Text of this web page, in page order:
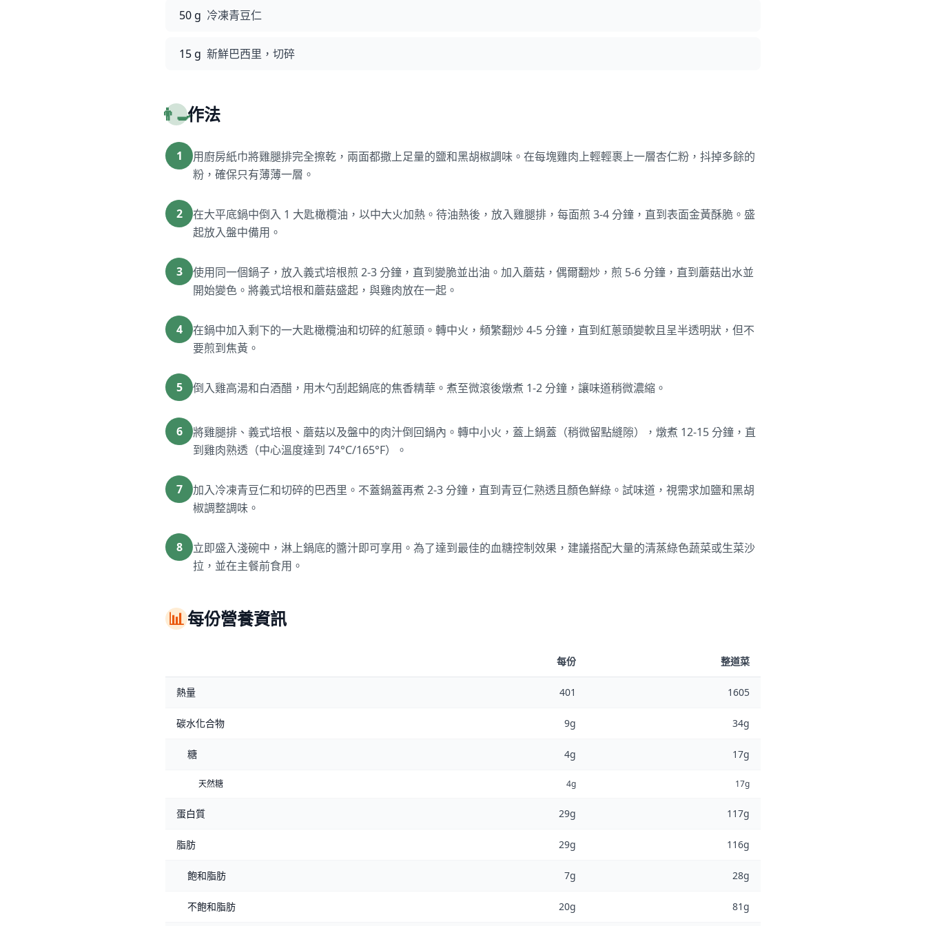
50 g 冷凍青豆仁
15 g 新鮮巴西里，切碎
👨‍🍳作法
1
用廚房紙巾將雞腿排完全擦乾，兩面都撒上足量的鹽和黑胡椒調味。在每塊雞肉上輕輕裹上一層杏仁粉，抖掉多餘的
粉，確保只有薄薄一層。
2
在大平底鍋中倒入 1 大匙橄欖油，以中大火加熱。待油熱後，放入雞腿排，每面煎 3-4 分鐘，直到表面金黃酥脆。盛
起放入盤中備用。
3
使用同一個鍋子，放入義式培根煎 2-3 分鐘，直到變脆並出油。加入蘑菇，偶爾翻炒，煎 5-6 分鐘，直到蘑菇出水並
開始變色。將義式培根和蘑菇盛起，與雞肉放在一起。
4
在鍋中加入剩下的一大匙橄欖油和切碎的紅蔥頭。轉中火，頻繁翻炒 4-5 分鐘，直到紅蔥頭變軟且呈半透明狀，但不
要煎到焦黃。
5 倒入雞高湯和白酒醋，用木勺刮起鍋底的焦香精華。煮至微滾後燉煮 1-2 分鐘，讓味道稍微濃縮。
6
將雞腿排、義式培根、蘑菇以及盤中的肉汁倒回鍋內。轉中小火，蓋上鍋蓋（稍微留點縫隙），燉煮 12-15 分鐘，直
到雞肉熟透（中心溫度達到 74°C/165°F）。
7
加入冷凍青豆仁和切碎的巴西里。不蓋鍋蓋再煮 2-3 分鐘，直到青豆仁熟透且顏色鮮綠。試味道，視需求加鹽和黑胡
椒調整調味。
8
立即盛入淺碗中，淋上鍋底的醬汁即可享用。為了達到最佳的血糖控制效果，建議搭配大量的清蒸綠色蔬菜或生菜沙
拉，並在主餐前食用。
📊每份營養資訊
每份 整道菜
熱量 401 1605
碳水化合物 9g 34g
糖 4g 17g
天然糖 4g 17g
蛋白質 29g 117g
脂肪 29g 116g
飽和脂肪 7g 28g
不飽和脂肪 20g 81g